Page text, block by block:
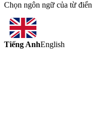
Chọn ngôn ngữ của từ điển
Tiếng AnhEnglish